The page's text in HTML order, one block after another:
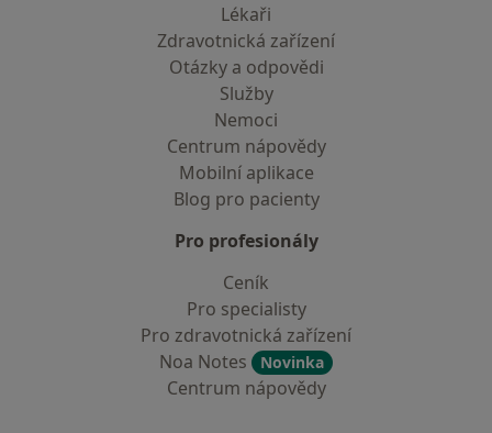
Lékaři
Zdravotnická zařízení
Otázky a odpovědi
Služby
Nemoci
Centrum nápovědy
Mobilní aplikace
Blog pro pacienty
Pro profesionály
Ceník
Pro specialisty
Pro zdravotnická zařízení
Noa Notes
Novinka
Centrum nápovědy